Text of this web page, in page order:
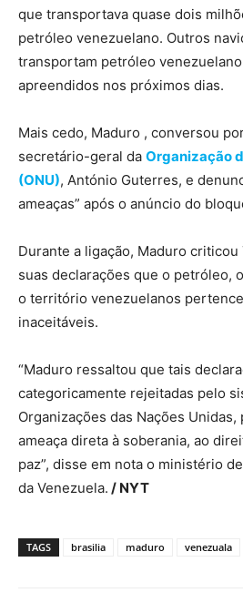
que transportava quase dois
petróleo venezuelano. Outros
transportam petróleo
apreendidos nos próximos dias.
Mais cedo, Maduro , conversou
secretário-geral da Organização
(ONU), António Guterres, e
ameaças” após o anúncio do
Durante a ligação, Maduro
suas declarações que o petróleo,
o território venezuelanos
inaceitáveis.
“Maduro ressaltou que tais
categoricamente rejeitadas pelo
Organizações das Nações
ameaça direta à soberania, ao
paz”, disse em nota o ministério
da Venezuela. / NYT
TAGS brasilia maduro venezuala